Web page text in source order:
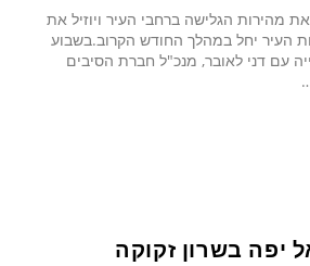
מהירות הגלישה ברחבי העיר ויוזיל את
העיר יחל במהלך החודש הקרוב.בשבוע
עם דני לאובר, מנכ"ל חברת הסיבים
יפה בשרון זקוקה